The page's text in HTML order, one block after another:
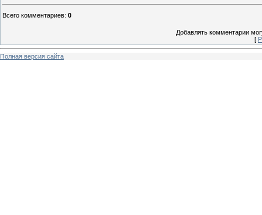
Всего комментариев: 0
Добавлять комментарии
[
Полная версия сайта